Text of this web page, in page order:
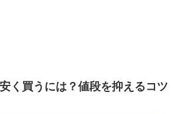
く買うには？値段を抑えるコツ